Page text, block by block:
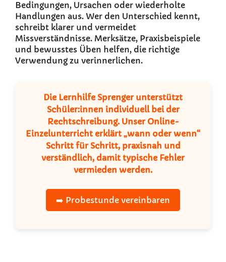
Bedingungen, Ursachen oder wiederholte
Handlungen aus. Wer den Unterschied kennt,
schreibt klarer und vermeidet
Missverständnisse. Merksätze, Praxisbeispiele
und bewusstes Üben helfen, die richtige
Verwendung zu verinnerlichen.
Die Lernhilfe Sprengerunterstützt
Schüler:innen individuell bei der
Rechtschreibung. Unser Online-
Einzelunterrichterklärt „wann oder wenn“
Schritt für Schritt, praxisnah und
verständlich, damit typische Fehler
vermieden werden.
➡️ Probestunde vereinbaren